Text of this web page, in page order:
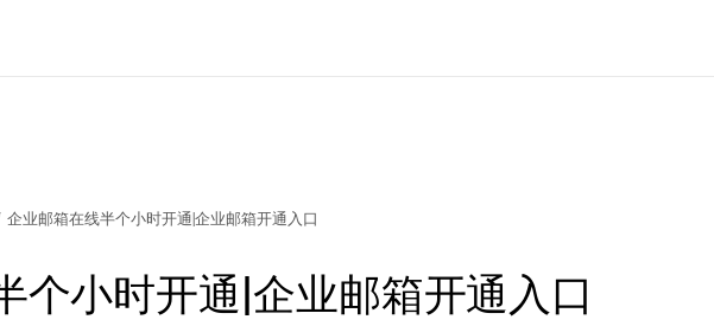
企业邮箱在线半个小时开通|企业邮箱开通入口
个小时开通|企业邮箱开通入口